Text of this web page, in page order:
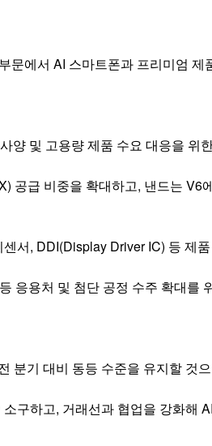
에서 AI 스마트폰과 프리미엄
및 고용량 제품 수요 대응을 위
급 비중을 확대하고, 낸드는 V6
서, DDI(Display Driver IC) 등 제
응용처 및 첨단 공정 수주 확대를
분기 대비 동등 수준을 유지할 것
구하고, 거래선과 협업을 강화해